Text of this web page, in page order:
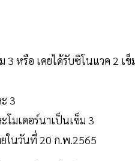
3 หรือ เคยได้รับซิโนแวค 2 เข็
3
โมเดอร์นาเป็นเข็ม 3
ยในวันที่ 20 ก.พ.2565